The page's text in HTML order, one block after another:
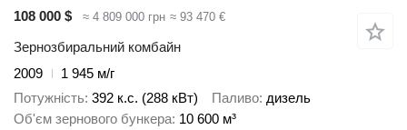
108 000 $ ≈ 4 809 000 грн ≈ 93 470 €
Зернозбиральний комбайн
2009
1 945 м/г
Потужність 392 к.с. (288 кВт) Паливо дизель
Об'єм зернового бункера 10 600 м³